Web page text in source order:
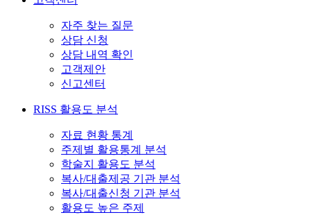
자주 찾는 질문
상담 신청
상담 내역 확인
고객제안
신고센터
RISS 활용도 분석
자료 현황 통계
주제별 활용통계 분석
학술지 활용도 분석
복사/대출제공 기관 분석
복사/대출신청 기관 분석
활용도 높은 주제